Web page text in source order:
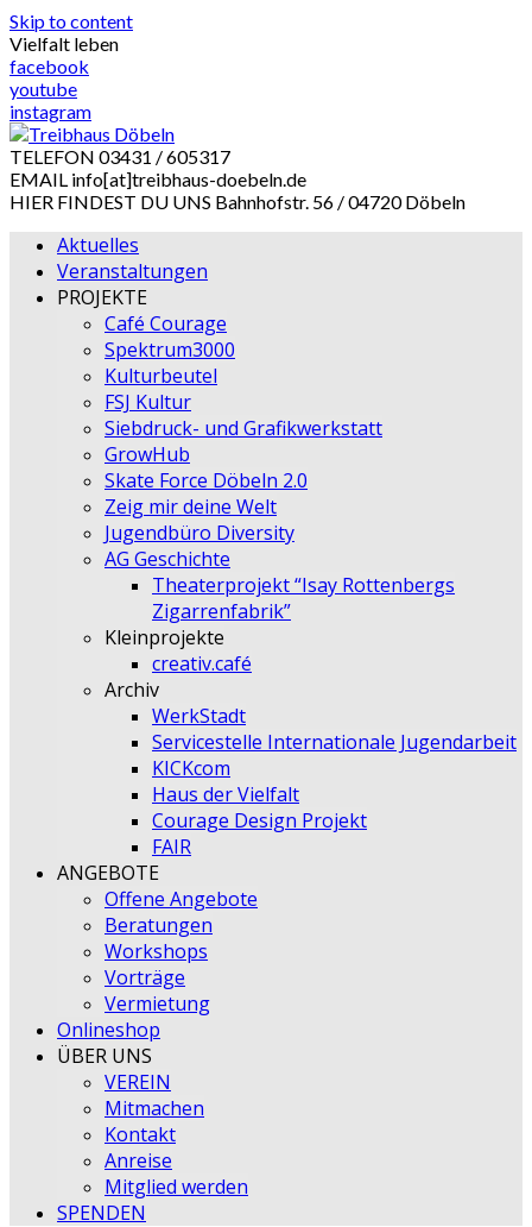
Skip to content
Vielfalt leben
facebook
youtube
instagram
TELEFON 03431 / 605317
EMAIL info[at]treibhaus-doebeln.de
HIER FINDEST DU UNS Bahnhofstr. 56 / 04720 Döbeln
Aktuelles
Veranstaltungen
PROJEKTE
Café Courage
Spektrum3000
Kulturbeutel
FSJ Kultur
Siebdruck- und Grafikwerkstatt
GrowHub
Skate Force Döbeln 2.0
Zeig mir deine Welt
Jugendbüro Diversity
AG Geschichte
Theaterprojekt “Isay Rottenbergs
Zigarrenfabrik”
Kleinprojekte
creativ.café
Archiv
WerkStadt
Servicestelle Internationale Jugendarbeit
KICKcom
Haus der Vielfalt
Courage Design Projekt
FAIR
ANGEBOTE
Offene Angebote
Beratungen
Workshops
Vorträge
Vermietung
Onlineshop
ÜBER UNS
VEREIN
Mitmachen
Kontakt
Anreise
Mitglied werden
SPENDEN